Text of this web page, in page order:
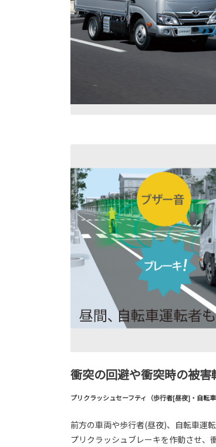
衝突の回避や衝突時の被害
プリクラッシュセーフティ（歩行者[昼夜]・自転
前方の車両や歩行者(昼夜)、自転車運
プリクラッシュブレーキを作動させ